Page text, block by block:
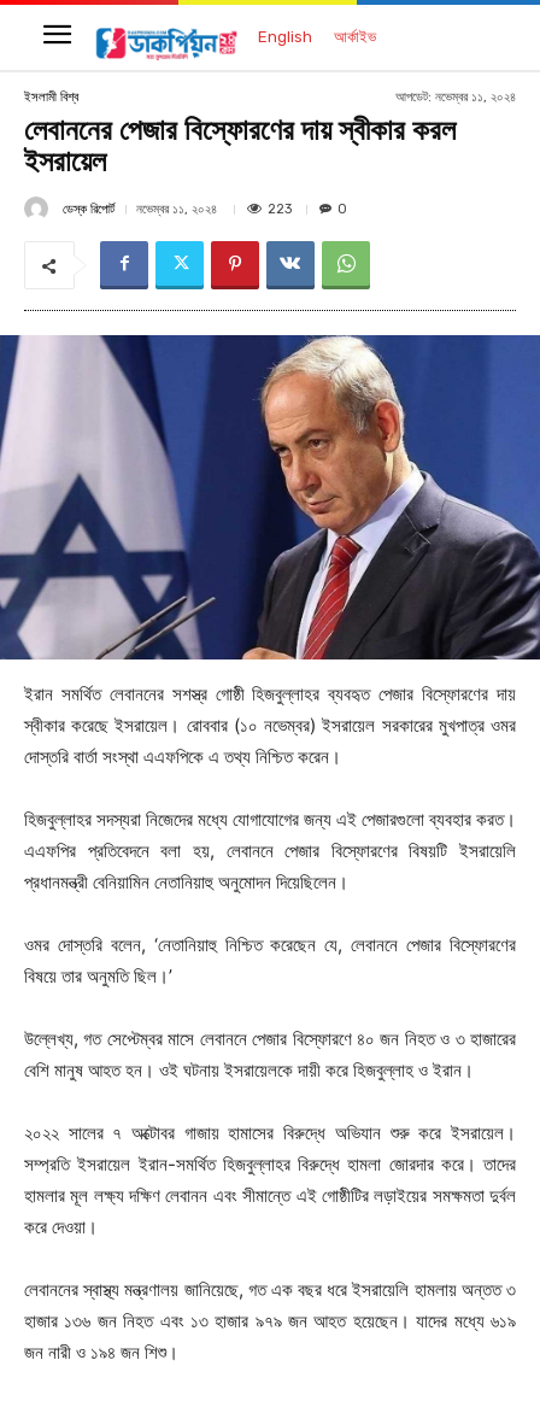
English আর্কাইভ
ইসলামী বিশ্ব আপডেট: নভেম্বর ১১, ২০২৪
লেবাননের পেজার বিস্ফোরণের দায় স্বীকার করল
ইসরায়েল
ডেস্ক রিপোর্ট নভেম্বর ১১, ২০২৪ 223 0
ইরান সমর্থিত লেবাননের সশস্ত্র গোষ্ঠী হিজবুল্লাহর ব্যবহৃত পেজার বিস্ফোরণের দায়
স্বীকার করেছে ইসরায়েল। রোববার (১০ নভেম্বর) ইসরায়েল সরকারের মুখপাত্র ওমর
দোস্তরি বার্তা সংস্থা এএফপিকে এ তথ্য নিশ্চিত করেন।
হিজবুল্লাহর সদস্যরা নিজেদের মধ্যে যোগাযোগের জন্য এই পেজারগুলো ব্যবহার করত।
এএফপির প্রতিবেদনে বলা হয়, লেবাননে পেজার বিস্ফোরণের বিষয়টি ইসরায়েলি
প্রধানমন্ত্রী বেনিয়ামিন নেতানিয়াহু অনুমোদন দিয়েছিলেন।
ওমর দোস্তরি বলেন, ‌‘নেতানিয়াহু নিশ্চিত করেছেন যে, লেবাননে পেজার বিস্ফোরণের
বিষয়ে তার অনুমতি ছিল।’
উল্লেখ্য, গত সেপ্টেম্বর মাসে লেবাননে পেজার বিস্ফোরণে ৪০ জন ‍নিহত ও ৩ হাজারের
বেশি মানুষ আহত হন। ওই ঘটনায় ইসরায়েলকে দায়ী করে হিজবুল্লাহ ও ইরান।
২০২২ সালের ৭ অক্টোবর গাজায় হামাসের বিরুদ্ধে অভিযান শুরু করে ইসরায়েল।
সম্প্রতি ইসরায়েল ইরান-সমর্থিত হিজবুল্লাহর বিরুদ্ধে হামলা জোরদার করে। তাদের
হামলার মূল লক্ষ্য দক্ষিণ লেবানন এবং সীমান্তে এই গোষ্ঠীটির লড়াইয়ের সমক্ষমতা দুর্বল
করে দেওয়া।
লেবাননের স্বাস্থ্য মন্ত্রণালয় জানিয়েছে, গত এক বছর ধরে ইসরায়েলি হামলায় অন্তত ৩
হাজার ১৩৬ জন নিহত এবং ১৩ হাজার ৯৭৯ জন আহত হয়েছেন। যাদের মধ্যে ৬১৯
জন নারী ও ১৯৪ জন শিশু।